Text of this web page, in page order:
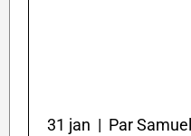
31 jan | Par